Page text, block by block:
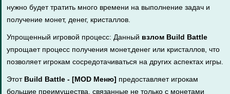
нужно будет тратить много времени на выполнение задач и
получение монет, денег, кристаллов.
Упрощенный игровой процесс: Данный взлом Build Battle
упрощает процесс получения монет,денег или кристаллов, что
позволяет игрокам сосредотачиваться на других аспектах игры.
Этот Build Battle - [MOD Меню] предоставляет игрокам
большие преимущества, связанные не только с монетами